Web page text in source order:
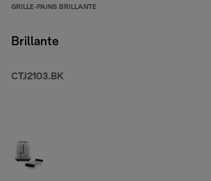
GRILLE-PAINS BRILLANTE
Brillante
CTJ2103.BK